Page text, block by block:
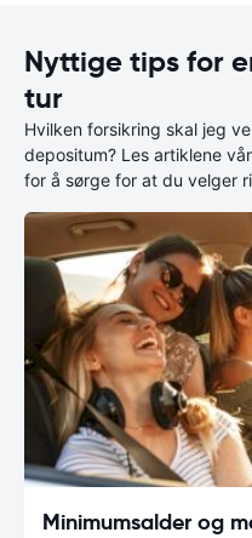
Nyttige tips for
tur
Hvilken forsikring skal jeg
depositum? Les artiklene
for å sørge for at du velger
Minimumsalder og